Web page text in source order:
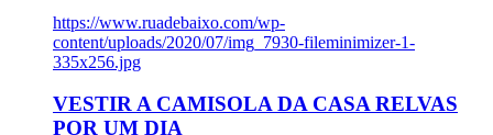
https://www.ruadebaixo.com/wp-
content/uploads/2020/07/img_7930-fileminimizer-1-
335x256.jpg
VESTIR A CAMISOLA DA CASA RELVAS
POR UM DIA